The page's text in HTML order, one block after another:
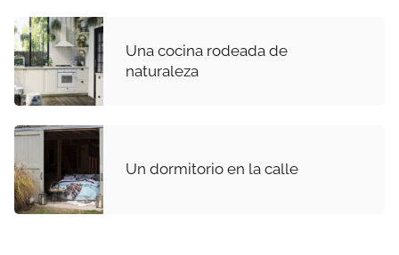
Una cocina rodeada de
naturaleza
Un dormitorio en la calle